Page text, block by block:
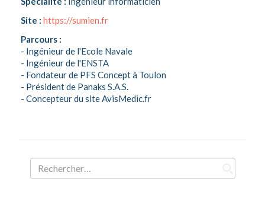
Site : https://sumien.fr
Parcours :
- Ingénieur de l'Ecole Navale
- Ingénieur de l'ENSTA
- Fondateur de PFS Concept à Toulon
- Président de Panaks S.A.S.
- Concepteur du site AvisMedic.fr
Rechercher :